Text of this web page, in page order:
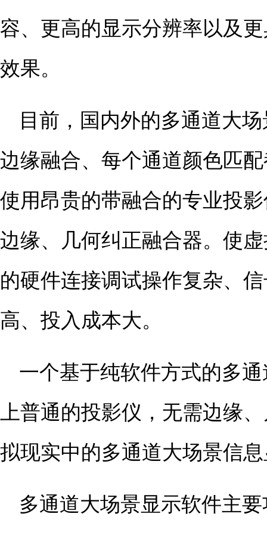
容、更高的显示分辨率以及
效果。
目前，国内外的多通道大
边缘融合、每个通道颜色匹
使用昂贵的带融合的专业投
边缘、几何纠正融合器。使
的硬件连接调试操作复杂、
高、投入成本大。
一个基于纯软件方式的多
上普通的投影仪，无需边缘
拟现实中的多通道大场景信
多通道大场景显示软件主